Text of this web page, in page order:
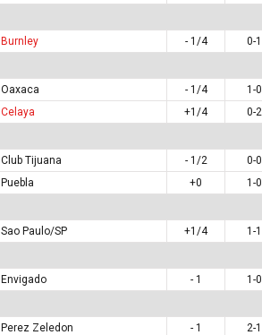
Burnley - 1/4
0-1
Oaxaca - 1/4
1-0
Celaya +1/4
0-2
Club Tijuana - 1/2
0-0
Puebla +0
1-0
Sao Paulo/SP +1/4
1-1
Envigado - 1
1-0
Perez Zeledon - 1
2-1